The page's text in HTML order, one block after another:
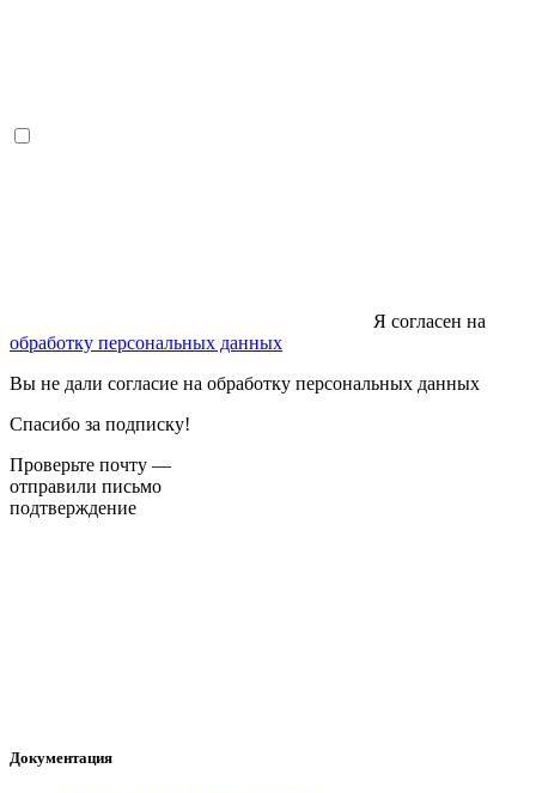
Я согласен на
обработку персональных данных
Вы не дали согласие на обработку персональных данных
Спасибо за подписку!
Проверьте почту —
отправили письмо
подтверждение
Документация